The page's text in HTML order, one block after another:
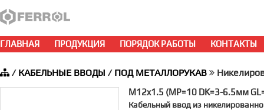
ГЛАВНАЯ ПРОДУКЦИЯ ПОРЯДОК РАБОТЫ КОНТАКТЫ
/ КАБЕЛЬНЫЕ ВВОДЫ / ПОД МЕТАЛЛОРУКАВ
M12x1.5 (MP=10 DK=3-6.5мм
Кабельный ввод из